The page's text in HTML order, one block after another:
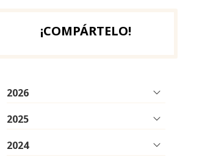
¡COMPÁRTELO!
2026
2025
2024